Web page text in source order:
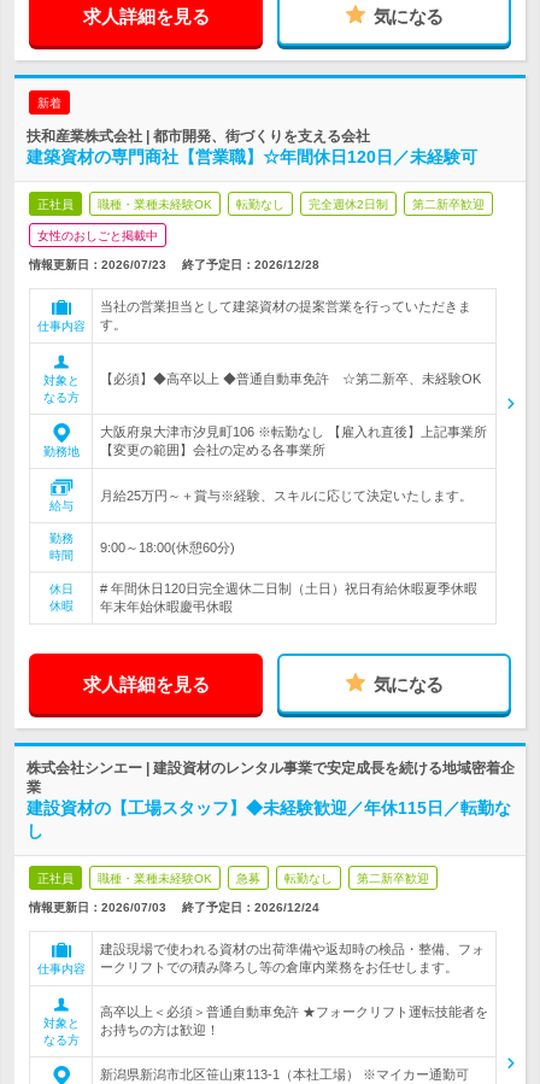
求人詳細を見る 気になる
新着
扶和産業株式会社 | 都市開発、街づくりを支える会社
建築資材の専門商社【営業職】☆年間休日120日／未経験可
正社員 職種・業種未経験OK 転勤なし 完全週休2日制 第二新卒歓迎
女性のおしごと掲載中
情報更新日：2026/07/23 終了予定日： 2026/12/28
仕事内容
当社の営業担当として建築資材の提案営業を行っていただきま
す。
対象と
なる方
【必須】◆高卒以上 ◆普通自動車免許 ☆第二新卒、未経験OK
勤務地
大阪府泉大津市汐見町106 ※転勤なし 【雇入れ直後】上記事業所
【変更の範囲】会社の定める各事業所
給与
月給25万円～＋賞与※経験、スキルに応じて決定いたします。
勤務
時間
9:00～18:00(休憩60分)
休日
休暇
# 年間休日120日完全週休二日制（土日）祝日有給休暇夏季休暇
年末年始休暇慶弔休暇
求人詳細を見る 気になる
株式会社シンエー | 建設資材のレンタル事業で安定成長を続ける地域密着企
業
建設資材の【工場スタッフ】◆未経験歓迎／年休115日／転勤な
し
正社員 職種・業種未経験OK 急募 転勤なし 第二新卒歓迎
情報更新日：2026/07/03 終了予定日： 2026/12/24
仕事内容
建設現場で使われる資材の出荷準備や返却時の検品・整備、フォ
ークリフトでの積み降ろし等の倉庫内業務をお任せします。
対象と
なる方
高卒以上＜必須＞普通自動車免許 ★フォークリフト運転技能者を
お持ちの方は歓迎！
新潟県新潟市北区笹山東113-1（本社工場） ※マイカー通勤可